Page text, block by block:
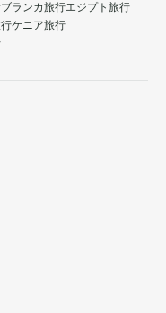
ランカ旅行エジプト旅行
ケニア旅行